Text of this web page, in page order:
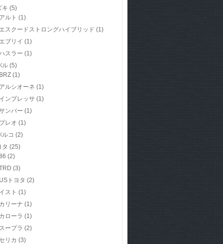
キ (5)
アルト (1)
エスクードストロングハイブリッド (1)
エブリイ (1)
スラー (1)
ル (5)
BRZ (1)
アルシオーネ (1)
インプレッサ (1)
ンバー (1)
プレオ (1)
ルコ (2)
タ (25)
(2)
(3)
USトヨタ (2)
イスト (1)
カリーナ (1)
カローラ (1)
スープラ (2)
セリカ (3)